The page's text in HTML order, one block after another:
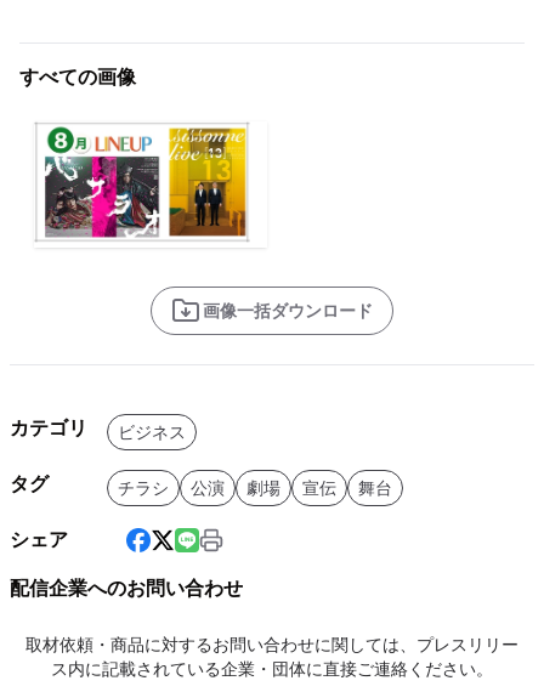
すべての画像
画像一括ダウンロード
カテゴリ ビジネス
タグ チラシ 公演 劇場 宣伝 舞台
シェア
配信企業へのお問い合わせ
取材依頼・商品に対するお問い合わせに関しては、プレスリリー
ス内に記載されている企業・団体に直接ご連絡ください。